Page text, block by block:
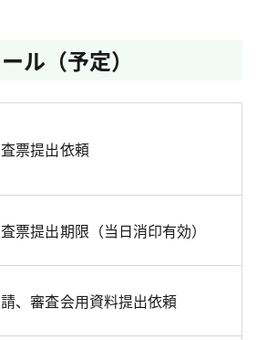
ル（予定）
票提出依頼
票提出期限（当日消印有効）
、審査会用資料提出依頼